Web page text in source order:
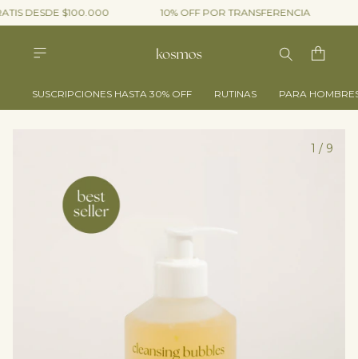
DESDE $100.000 10% OFF POR TRANSFERENCIA
SUSCRIPCIONES HASTA 30% OFF RUTINAS PARA
1 / 9